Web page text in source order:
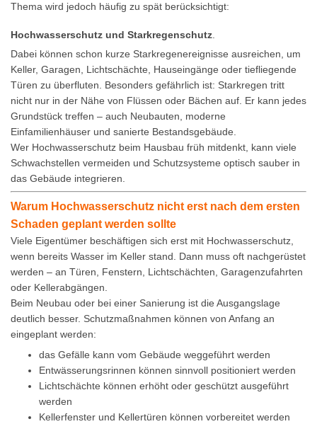
Thema wird jedoch häufig zu spät berücksichtigt:
Hochwasserschutz und Starkregenschutz.
Dabei können schon kurze Starkregenereignisse ausreichen, um
Keller, Garagen, Lichtschächte, Hauseingänge oder tiefliegende
Türen zu überfluten. Besonders gefährlich ist: Starkregen tritt
nicht nur in der Nähe von Flüssen oder Bächen auf. Er kann jedes
Grundstück treffen – auch Neubauten, moderne
Einfamilienhäuser und sanierte Bestandsgebäude.
Wer Hochwasserschutz beim Hausbau früh mitdenkt, kann viele
Schwachstellen vermeiden und Schutzsysteme optisch sauber in
das Gebäude integrieren.
Warum Hochwasserschutz nicht erst nach dem ersten
Schaden geplant werden sollte
Viele Eigentümer beschäftigen sich erst mit Hochwasserschutz,
wenn bereits Wasser im Keller stand. Dann muss oft nachgerüstet
werden – an Türen, Fenstern, Lichtschächten, Garagenzufahrten
oder Kellerabgängen.
Beim Neubau oder bei einer Sanierung ist die Ausgangslage
deutlich besser. Schutzmaßnahmen können von Anfang an
eingeplant werden:
das Gefälle kann vom Gebäude weggeführt werden
Entwässerungsrinnen können sinnvoll positioniert werden
Lichtschächte können erhöht oder geschützt ausgeführt
werden
Kellerfenster und Kellertüren können vorbereitet werden